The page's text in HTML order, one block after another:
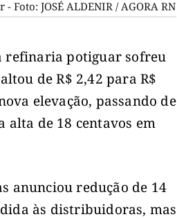
JOSÉ ALDENIR / AGORA RN
refinaria potiguar sofreu
de R$ 2,42 para R$
elevação, passando de
alta de 18 centavos em
anunciou redução de 14
às distribuidoras, mas